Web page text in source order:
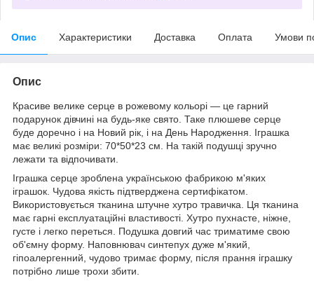
Опис Характеристики Доставка Оплата Умови
Опис
Красиве велике серце в рожевому кольорі — це гарний
подарунок дівчині на будь-яке свято. Таке плюшеве серце
буде доречно і на Новий рік, і на День Народження. Іграшка
має великі розміри: 70*50*23 см. На такій подушці зручно
лежати та відпочивати.
Іграшка серце зроблена українською фабрикою м'яких
іграшок. Чудова якість підтверджена сертифікатом.
Використовується тканина штучне хутро травичка. Ця тканина
має гарні експлуатаційні властивості. Хутро пухнасте, ніжне,
густе і легко переться. Подушка довгий час триматиме свою
об'ємну форму. Наповнювач синтепух дуже м'який,
гіпоалергенний, чудово тримає форму, після прання іграшку
потрібно лише трохи збити.